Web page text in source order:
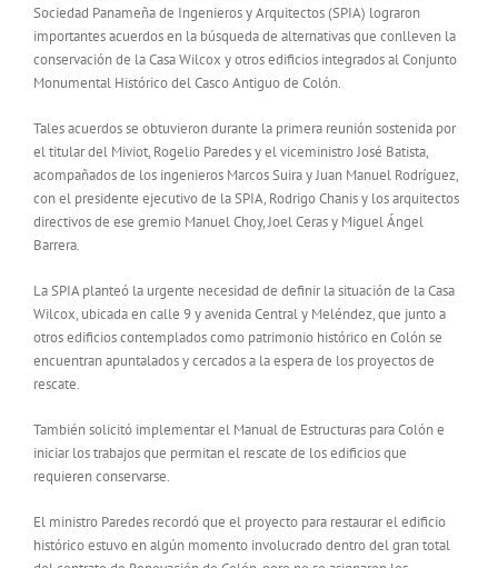
Sociedad Panameña de Ingenieros y Arquitectos (SPIA) lograron
importantes acuerdos en la búsqueda de alternativas que conlleven la
conservación de la Casa Wilcox y otros edificios integrados al Conjunto
Monumental Histórico del Casco Antiguo de Colón.
Tales acuerdos se obtuvieron durante la primera reunión sostenida por
el titular del Miviot, Rogelio Paredes y el viceministro José Batista,
acompañados de los ingenieros Marcos Suira y Juan Manuel Rodríguez,
con el presidente ejecutivo de la SPIA, Rodrigo Chanis y los arquitectos
directivos de ese gremio Manuel Choy, Joel Ceras y Miguel Ángel
Barrera.
La SPIA planteó la urgente necesidad de definir la situación de la Casa
Wilcox, ubicada en calle 9 y avenida Central y Meléndez, que junto a
otros edificios contemplados como patrimonio histórico en Colón se
encuentran apuntalados y cercados a la espera de los proyectos de
rescate.
También solicitó implementar el Manual de Estructuras para Colón e
iniciar los trabajos que permitan el rescate de los edificios que
requieren conservarse.
El ministro Paredes recordó que el proyecto para restaurar el edificio
histórico estuvo en algún momento involucrado dentro del gran total